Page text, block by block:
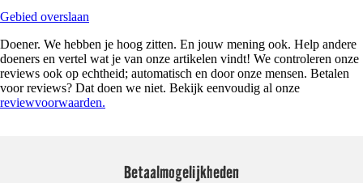
Gebied overslaan
Doener. We hebben je hoog zitten. En jouw mening ook. Help andere
doeners en vertel wat je van onze artikelen vindt! We controleren onze
reviews ook op echtheid; automatisch en door onze mensen. Betalen
voor reviews? Dat doen we niet. Bekijk eenvoudig al onze
reviewvoorwaarden.
Betaalmogelijkheden